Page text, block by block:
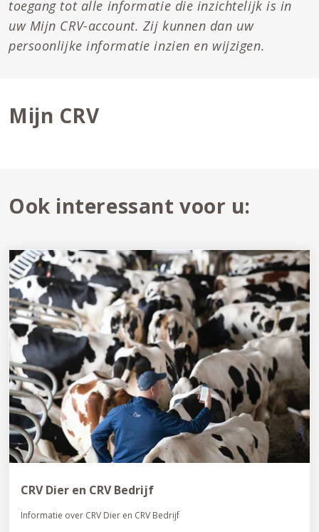
toegang tot alle informatie die inzichtelijk is in
uw Mijn CRV-account. Zij kunnen dan uw
persoonlijke informatie inzien en wijzigen.
Mijn CRV
Ook interessant voor u:
CRV Dier en CRV Bedrijf
Informatie over CRV Dier en CRV Bedrijf